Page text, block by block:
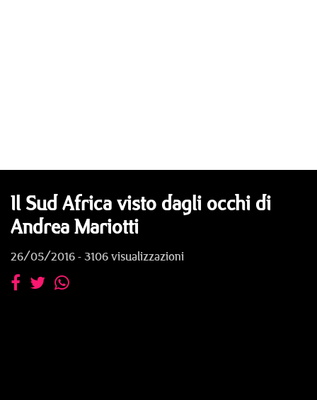
Il Sud Africa visto dagli occhi di
Andrea Mariotti
26/05/2016 - 3106 visualizzazioni